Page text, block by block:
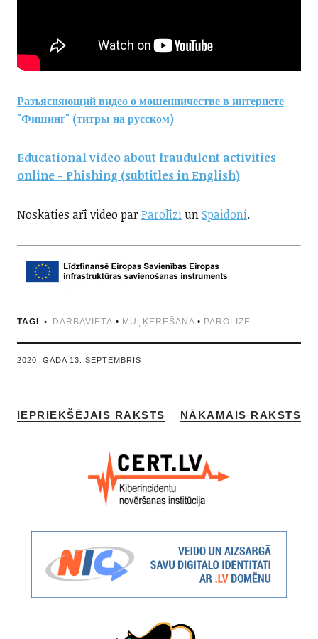
Разъясняющий видео о мошенничестве в интернете
"Фишинг" (титры на русском)
Educational video about fraudulent activities
online - Phishing (subtitles in English)
Noskaties arī video parParolīziunSpaidoni.
TAGI DARBAVIETĀ • MUĻĶERĒŠANA• PAROLĪZE
2020. GADA 13. SEPTEMBRIS
IEPRIEKŠĒJAIS RAKSTS NĀKAMAIS RAKSTS